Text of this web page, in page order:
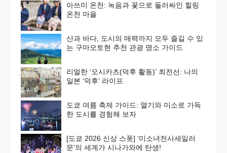
아쓰미 온천: 녹음과 꽃으로 둘러싸인 힐링
온천 마을
산과 바다, 도시의 매력까지 모두 즐길 수 있
는 구마모토현 추천 관광 명소 가이드
리얼한 ‘오시카츠(덕후 활동)’ 최전선: 나의
일본 ‘덕후’ 라이프
도쿄 여름 축제 가이드: 열기와 미소로 가득
한 도시를 경험해 보자
[도쿄 2026 신상 스폿] ‘미소녀전사세일러
문’의 세계가 시나가와에 탄생!